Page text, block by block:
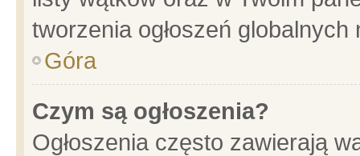
tworzenia ogłoszeń
Góra
Czym są ogłoszenia?
Ogłoszenia często zawierają